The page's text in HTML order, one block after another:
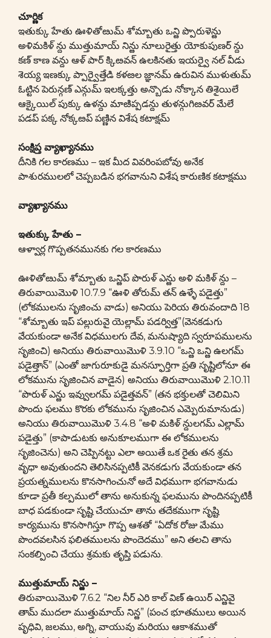
చూర్ణిక
ఇతుక్కు హేతు ఊళితోఴుమ్ శోమ్బాతు ఒన్ఴి ప్పొరుళెన్ఴు
అళిమకిళ్ న్దు ముత్తుమాయ్ నిన్ఴు నూలురైత్తు యోకుపుణర్ న్దు
కణ్ కాణ వన్దు ఆళ్ పార్ క్కిఴవన్ ఉలకినతు ఇయర్వై నల్ వీడు
శెయ్య ఇణక్కు ప్పార్వైత్తేడి కళఴల జ్ఞానమ్ ఉరువిన ముళుతుమ్
ఓట్టిన పెరున్గణ్ ఎన్గుమ్ ఇలక్కత్తు అన్బొడు నోక్కాన తిశైయిలే
ఆక్కైయిల్ పుక్కు ఉళన్దు మాఴిప్పడన్దు తుళన్గుగిఴవర్ మేలే
పడప్ పక్క నోక్కఴప్ పణ్ణిన విశేష కటాక్షమ్
సంక్షిప్త వ్యాఖ్యానము
దీనికి గల కారణము – ఇక మీద వివరింపబోవు అనేక
పాశురములలో చెప్పబడిన భగవానుని విశేష కారుణిక కటాక్షము
వ్యాఖ్యానము
ఇతుక్కు హేతు –
ఆళ్వార్ల గొప్పతనమునకు గల కారణము
ఊళితోఴుమ్ శోమ్బాతు ఒన్ఴిప్ పొరుళ్ ఎన్ఴు అళి మకిళ్ న్దు –
తిరువాయిమొళి 10.7.9 “ఊళి తోరుమ్ తన్ ఉళ్ళే పడైత్తు”
(లోకములను సృజించు వాడు) అనియు పెరియ తిరువందాది 18
“శోమ్బాతు ఇప్ పల్లురువై యెల్లామ్ పడర్విత్త”(వెనకడుగు
వేయకుండా అనేక విధములగు దేవ, మనుష్యాది స్వరూపములను
సృజించి) అనియు తిరువాయిమొళి 3.9.10 “ఒన్ఴి ఒన్ఴి ఉలగమ్
పడైత్తాన్” (ఎంతో జాగురూకుడై మనస్ఫూర్తిగా ప్రతి సృష్టిలోనూ ఈ
లోకమును సృజించిన వాడైన) అనియు తిరువాయిమొళి 2.10.11
“పొరుళ్ ఎన్ఴు ఇవ్వులగమ్ పడైత్తవన్” (తన భక్తులతో చెలిమిని
పొందు ఫలము కొరకు లోకమును సృజించిన ఎమ్పెరుమానుడు)
అనియు తిరువాయిమొళి 3.4.8 “అళి మకిళ్ న్దులగమ్ ఎల్లామ్
పడైత్తు” (కాపాడుటకు అనుకూలముగా ఈ లోకములను
సృజించెను) అని చెప్పినట్టు ఎలా అయితే ఒక రైతు తన శ్రమ
వృధా అవుతుందని తెలిసినప్పటికీ వెనకడుగు వేయకుండా తన
ప్రయత్నములను కొనసాగించునో అదే విధముగా భగవానుడు
కూడా ప్రతీ కల్పములో తాను అనుకున్న ఫలమును పొందినప్పటికీ
బాధ పడకుండా సృష్టి చేయుచూ తాను తదేకముగా సృష్టి
కార్యమును కొనసాగిస్తూ గొప్ప ఆశతో “ఏదోక రోజు మేము
పొందవలసిన ఫలితములను పొందెదము” అని తలచి తాను
సంకల్పించి చేయు శ్రమకు తృప్తి పడును.
ముత్తుమాయ్ నిన్ఴు –
తిరువాయిమొళి 7.6.2 “నిల నీర్ ఎరి కాల్ విణ్ ఉయిర్ ఎన్ఴివై
తామ్ ముదలా ముత్తుమాయ్ నిన్ఴ” (పంచ భూతములు అయిన
పృధివి, జలము, అగ్ని, వాయువు మరియు ఆకాశముతో